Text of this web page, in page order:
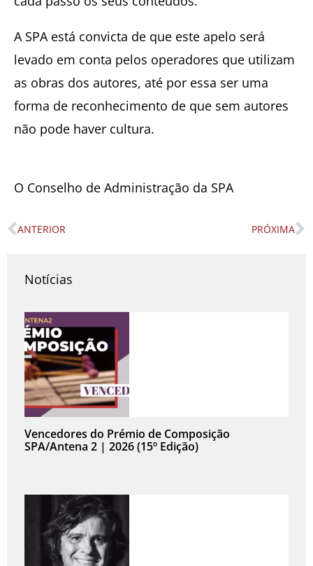
A SPA está convicta de que este apelo será
levado em conta pelos operadores que utilizam
as obras dos autores, até por essa ser uma
forma de reconhecimento de que sem autores
não pode haver cultura.
O Conselho de Administração da SPA
Prev
ANTERIOR PRÓXIMA
Notícias
Vencedores do Prémio de Composição
SPA/Antena 2 | 2026 (15º Edição)